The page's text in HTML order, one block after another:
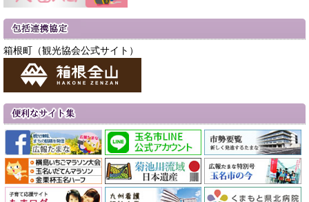
箱根町（観光協会公式サイト）